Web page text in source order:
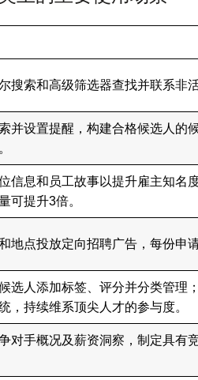
搜索和高级筛选器查找并联系非
并设置提醒，构建合格候选人的
信息和员工故事以提升雇主知
可提升3倍。
地点投放定向招聘广告，每份申
选人添加标签、评分并分类管理
，持续维系顶尖人才的参与度。
对手概况及薪资洞察，制定具有